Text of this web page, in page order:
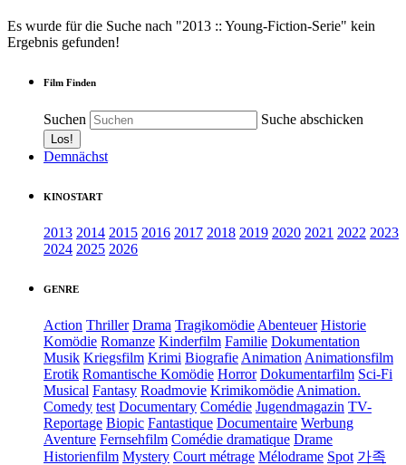
Es wurde für die Suche nach "2013 :: Young-Fiction-Serie" kein
Ergebnis gefunden!
Film Finden
Suchen Suche abschicken
Demnächst
KINOSTART
2013 2014 2015 2016 2017 2018 2019 2020 2021 2022 2023
2024 2025 2026
GENRE
Action Thriller Drama Tragikomödie Abenteuer Historie
Komödie Romanze Kinderfilm Familie Dokumentation
Musik Kriegsfilm Krimi Biografie Animation Animationsfilm
Erotik Romantische Komödie Horror Dokumentarfilm Sci-Fi
Musical Fantasy Roadmovie Krimikomödie Animation.
Comedy test Documentary Comédie Jugendmagazin TV-
Reportage Biopic Fantastique Documentaire Werbung
Aventure Fernsehfilm Comédie dramatique Drame
Historienfilm Mystery Court métrage Mélodrame Spot 가족